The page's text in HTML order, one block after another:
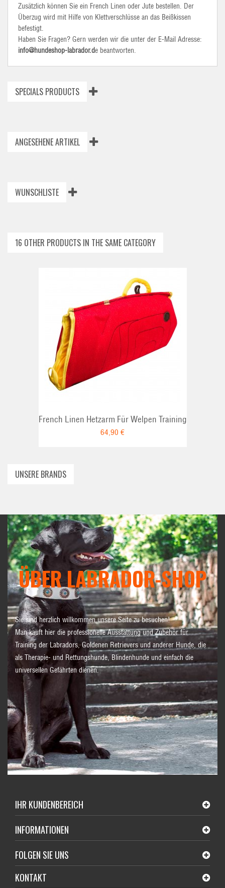
Zusätzlich können Sie ein French Linen oder Jute bestellen. Der
Überzug wird mit Hilfe von Klettverschlüsse an das Beißkissen
befestigt.
Haben Sie Fragen? Gern werden wir die unter der E-Mail Adresse:
info@hundeshop-labrador.de beantworten.
SPECIALS PRODUCTS
ANGESEHENE ARTIKEL
WUNSCHLISTE
16 OTHER PRODUCTS IN THE SAME CATEGORY
French Linen Hetzarm Für Welpen Training
64,90 €
ADD TO CART
UNSERE BRANDS
ÜBER LABRADOR-SHOP
Sie sind herzlich willkommen unsere Seite zu besuchen!
Man kauft hier die professionelle Ausstattung und Zubehör für
Training der Labradors, Goldenen Retrievers und anderer Hunde, die
als Therapie- und Rettungshunde, Blindenhunde und einfach die
universellen Gefährten dienen.
IHR KUNDENBEREICH
INFORMATIONEN
FOLGEN SIE UNS
KONTAKT